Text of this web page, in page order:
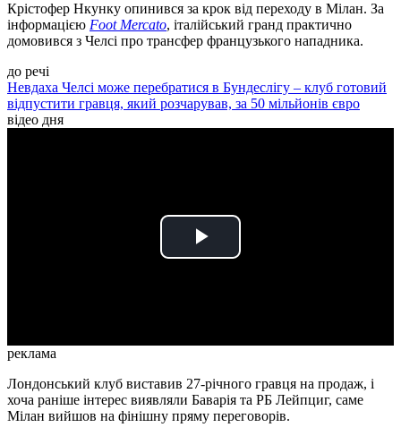
Крістофер Нкунку опинився за крок від переходу в Мілан. За
інформацією Foot Mercato, італійський гранд практично
домовився з Челсі про трансфер французького нападника.
до речі
Невдаха Челсі може перебратися в Бундеслігу – клуб готовий
відпустити гравця, який розчарував, за 50 мільйонів євро
відео дня
Play
реклама
Лондонський клуб виставив 27-річного гравця на продаж, і
хоча раніше інтерес виявляли Баварія та РБ Лейпциг, саме
Мілан вийшов на фінішну пряму переговорів.